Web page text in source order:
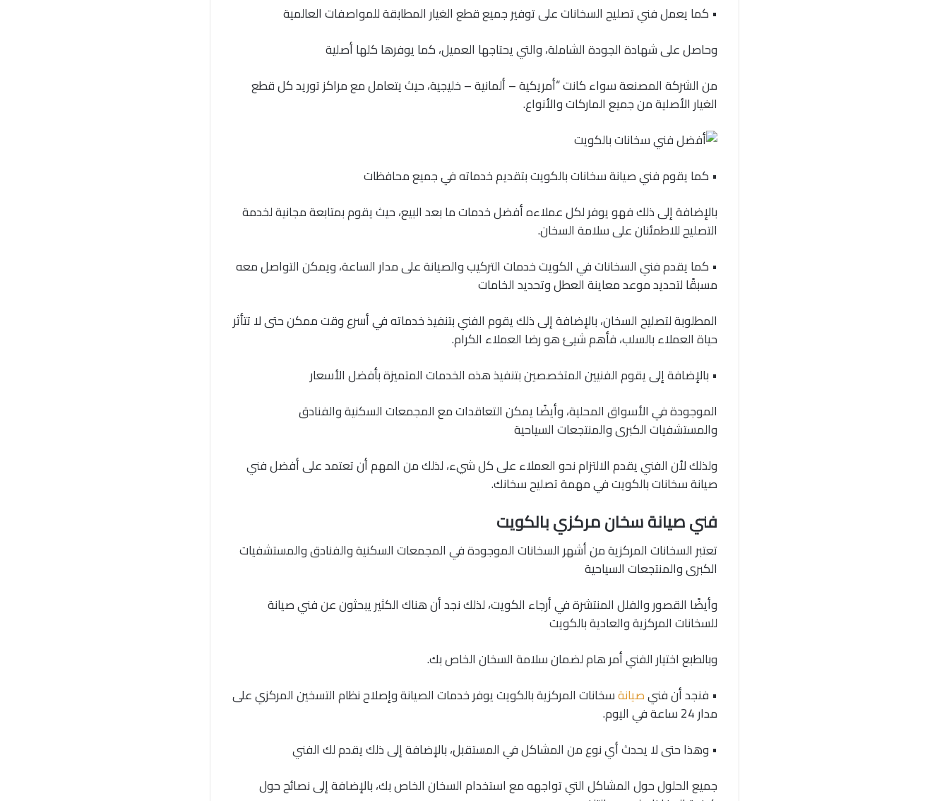
• كما يعمل فني تصليح السخانات على توفير جميع قطع الغيار المطابقة للمواصفات العالمية
وحاصل على شهادة الجودة الشاملة، والتي يحتاجها العميل، كما يوفرها كلها أصلية
من الشركة المصنعة سواء كانت “أمريكية – ألمانية – خليجية، حيث يتعامل مع مراكز توريد كل قطع
الغيار الأصلية من جميع الماركات والأنواع.
• كما يقوم فني صيانة سخانات بالكويت بتقديم خدماته في جميع محافظات
بالإضافة إلى ذلك فهو يوفر لكل عملاءه أفضل خدمات ما بعد البيع، حيث يقوم بمتابعة مجانية لخدمة
التصليح للاطمئنان على سلامة السخان.
• كما يقدم فني السخانات في الكويت خدمات التركيب والصيانة على مدار الساعة، ويمكن التواصل معه
مسبقًا لتحديد موعد معاينة العطل وتحديد الخامات
المطلوبة لتصليح السخان، بالإضافة إلى ذلك يقوم الفني بتنفيذ خدماته في أسرع وقت ممكن حتى لا تتأثر
حياة العملاء بالسلب، فأهم شيئ هو رضا العملاء الكرام.
• بالإضافة إلى يقوم الفنيين المتخصصين بتنفيذ هذه الخدمات المتميزة بأفضل الأسعار
الموجودة في الأسواق المحلية، وأيضًا يمكن التعاقدات مع المجمعات السكنية والفنادق
والمستشفيات الكبرى والمنتجعات السياحية
ولذلك لأن الفني يقدم الالتزام نحو العملاء على كل شيء، لذلك من المهم أن تعتمد على أفضل فني
صيانة سخانات بالكويت في مهمة تصليح سخانك.
فني صيانة سخان مركزي بالكويت
تعتبر السخانات المركزية من أشهر السخانات الموجودة في المجمعات السكنية والفنادق والمستشفيات
الكبرى والمنتجعات السياحية
وأيضًا القصور والفلل المنتشرة في أرجاء الكويت، لذلك نجد أن هناك الكثير يبحثون عن فني صيانة
للسخانات المركزية والعادية بالكويت
وبالطبع اختيار الفني أمر هام لضمان سلامة السخان الخاص بك.
• فنجد أن فنيصيانةسخانات المركزية بالكويت يوفر خدمات الصيانة وإصلاح نظام التسخين المركزي على
مدار 24 ساعة في اليوم.
• وهذا حتى لا يحدث أي نوع من المشاكل في المستقبل، بالإضافة إلى ذلك يقدم لك الفني
جميع الحلول حول المشاكل التي تواجهه مع استخدام السخان الخاص بك، بالإضافة إلى نصائح حول